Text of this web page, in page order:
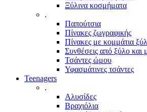
Ξύλινα κοσμήματα
.
Παπούτσια
Πίνακες ζωγραφικής
Πίνακες με κομμάτια
Συνθέσεις από ξύλο και
Τσάντες ώμου
Υφασμάτινες τσάντες
Teenagers
.
Αλυσίδες
Βραχιόλια